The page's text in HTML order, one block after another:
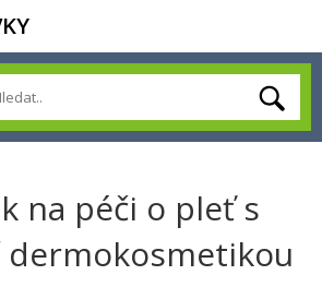
na péči o pleť s